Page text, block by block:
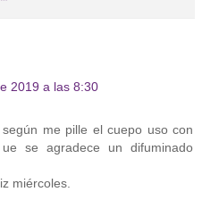
2019 a las 8:30
me pille el cuepo uso con
se agradece un difuminado
miércoles.